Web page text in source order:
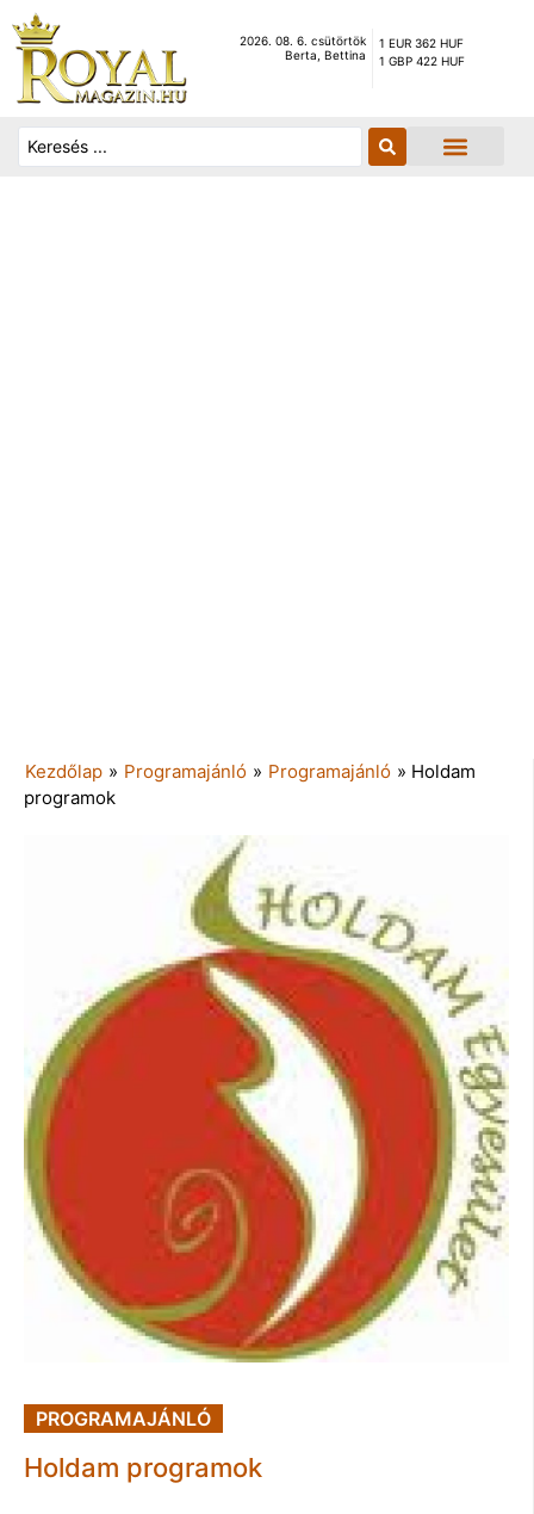
2026. 08. 6. csütörtök
Berta, Bettina
1 EUR 362 HUF
1 GBP 422 HUF
Kezdőlap » Programajánló » Programajánló » Holdam
programok
PROGRAMAJÁNLÓ
Holdam programok